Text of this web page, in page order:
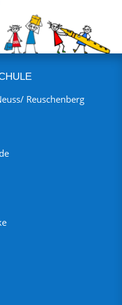
Reuschenberg